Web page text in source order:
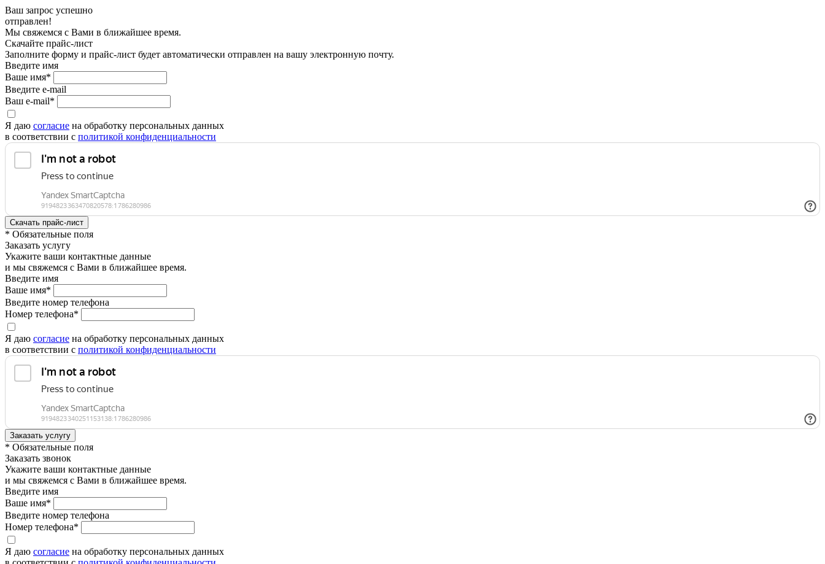
Ваш запрос успешно
отправлен!
Мы свяжемся с Вами в ближайшее время.
Скачайте прайс-лист
Заполните форму и прайс-лист будет автоматически отправлен на вашу электронную почту.
Введите имя
Ваше имя*
Введите e-mail
Ваш e-mail*
Я даю согласие на обработку персональных данных
в соответствии с политикой конфиденциальности
* Обязательные поля
Заказать услугу
Укажите ваши контактные данные
и мы свяжемся с Вами в ближайшее время.
Введите имя
Ваше имя*
Введите номер телефона
Номер телефона*
Я даю согласие на обработку персональных данных
в соответствии с политикой конфиденциальности
* Обязательные поля
Заказать звонок
Укажите ваши контактные данные
и мы свяжемся с Вами в ближайшее время.
Введите имя
Ваше имя*
Введите номер телефона
Номер телефона*
Я даю согласие на обработку персональных данных